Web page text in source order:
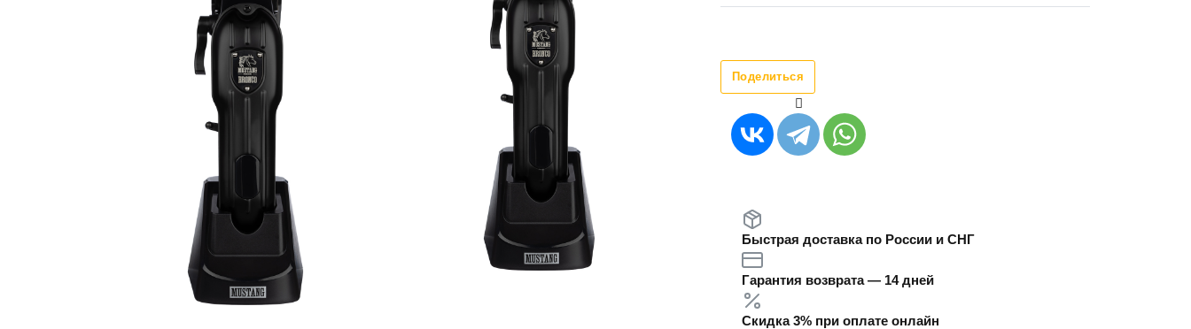
Поделиться
Быстрая доставка по России и СНГ
Гарантия возврата — 14 дней
Скидка 3% при оплате онлайн